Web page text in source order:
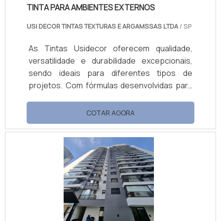
superior. Resistência a Agentes Externos:
Alta resistência a mofo, alcalinidade e
TINTA PARA AMBIENTES EXTERNOS
USI DECOR TINTAS TEXTURAS E ARGAMSSAS LTDA/ SP
As Tintas Usidecor oferecem qualidade,
versatilidade e durabilidade excepcionais,
sendo ideais para diferentes tipos de
projetos. Com fórmulas desenvolvidas para
garantem alta durabilidade e fácil aplicação,
proporcionando acabamentos impecáveis
em diversas superfícies, tanto internas
quanto externas. Benefícios e Vantagens
Alta Durabilidade: Resistência a condições
adversas, garantindo longa vida útil da
pintura. Facilidade de Aplicação: Produto fácil
de aplicar, economizando tempo e recursos.
Versatilidade: Adequadas para diferentes
COTAR AGORA